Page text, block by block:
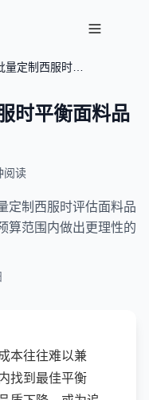
定制西服时平
时平衡面料品
阅读
定制西服时评估面料品
算范围内做出更理性的
本往往难以兼
找到最佳平衡